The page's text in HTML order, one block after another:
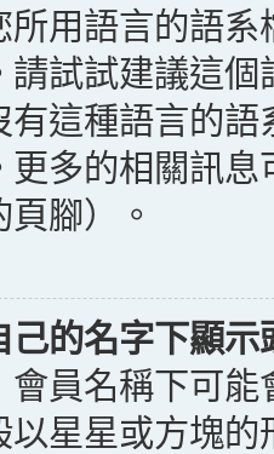
所用語言的語
請試試建議這
有這種語言的
更多的相關訊
腳）。
己的名字下顯
會員名稱下可
以星星或方塊